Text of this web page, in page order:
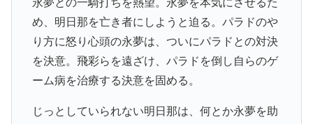
永夢との一騎打ちを熱望。永夢を本気にさせるた
め、明日那を亡き者にしようと迫る。パラドのや
り方に怒り心頭の永夢は、ついにパラドとの対決
を決意。飛彩らを遠ざけ、パラドを倒し自らのゲ
ーム病を治療する決意を固める。
じっとしていられない明日那は、何とか永夢を助